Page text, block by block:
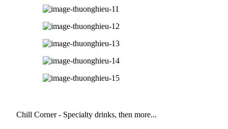
Chill Corner - Specialty drinks, then more...